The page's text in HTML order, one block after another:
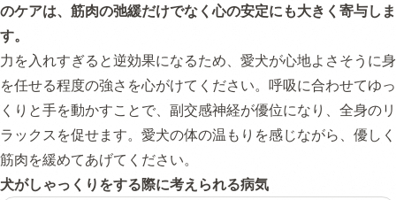
のケアは、筋肉の弛緩だけでなく心の安定にも大きく寄与しま
す。
力を入れすぎると逆効果になるため、愛犬が心地よさそうに身
を任せる程度の強さを心がけてください。呼吸に合わせてゆっ
くりと手を動かすことで、副交感神経が優位になり、全身のリ
ラックスを促せます。愛犬の体の温もりを感じながら、優しく
筋肉を緩めてあげてください。
犬がしゃっくりをする際に考えられる病気